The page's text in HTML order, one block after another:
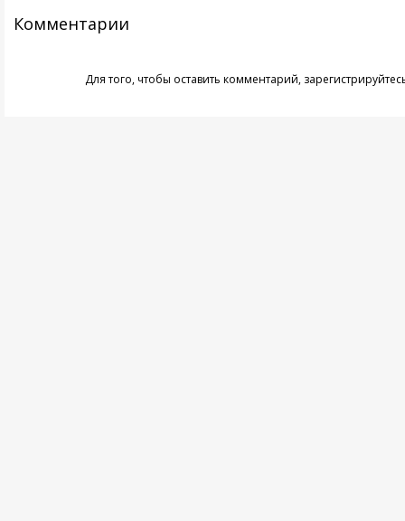
Комментарии
Для того, чтобы оставить комментарий,